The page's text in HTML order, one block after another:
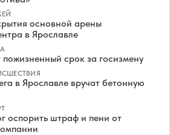
основной арены
в Ярославле
пожизненный срок за госизмену
в Ярославле вручат бетонную
оспорить штраф и пени от